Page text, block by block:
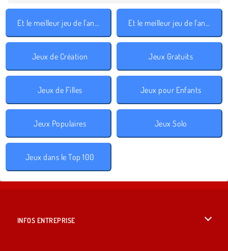
Et le meilleur jeu de l'année est 2017 Et le meilleur jeu de l'année est 2018
Jeux de Création Jeux Gratuits
Jeux de Filles Jeux pour Enfants
Jeux Populaires Jeux Solo
Jeux dans le Top 100
INFOS ENTREPRISE